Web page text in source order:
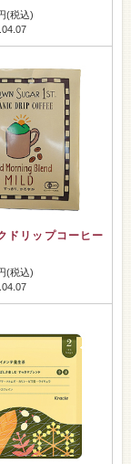
(税込)
ドリップコーヒー
(税込)